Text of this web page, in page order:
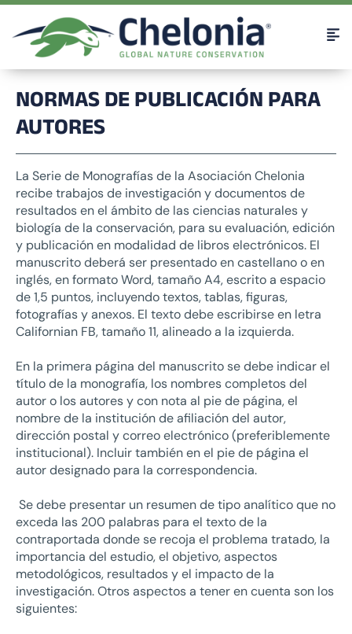
NORMAS DE PUBLICACIÓN PARA
AUTORES
La Serie de Monografías de la Asociación Chelonia
recibe trabajos de investigación y documentos de
resultados en el ámbito de las ciencias naturales y
biología de la conservación, para su evaluación, edición
y publicación en modalidad de libros electrónicos. El
manuscrito deberá ser presentado en castellano o en
inglés, en formato Word, tamaño A4, escrito a espacio
de 1,5 puntos, incluyendo textos, tablas, figuras,
fotografías y anexos. El texto debe escribirse en letra
Californian FB, tamaño 11, alineado a la izquierda.
En la primera página del manuscrito se debe indicar el
título de la monografía, los nombres completos del
autor o los autores y con nota al pie de página, el
nombre de la institución de afiliación del autor,
dirección postal y correo electrónico (preferiblemente
institucional). Incluir también en el pie de página el
autor designado para la correspondencia.
Se debe presentar un resumen de tipo analítico que no
exceda las 200 palabras para el texto de la
contraportada donde se recoja el problema tratado, la
importancia del estudio, el objetivo, aspectos
metodológicos, resultados y el impacto de la
investigación. Otros aspectos a tener en cuenta son los
siguientes: